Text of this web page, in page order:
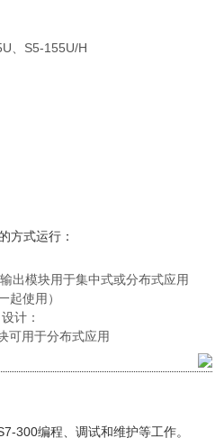
、S5-155U/H
方式运行：
出模块用于集中式或分布式应用
起使用）
计：
可用于分布式应用
300编程、调试和维护等工作。